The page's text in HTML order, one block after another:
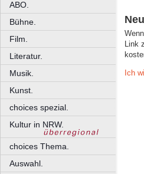
ABO.
Bühne.
Film.
Literatur.
Musik.
Kunst.
choices spezial.
Kultur in NRW.
choices Thema.
Auswahl.
Link
Ich